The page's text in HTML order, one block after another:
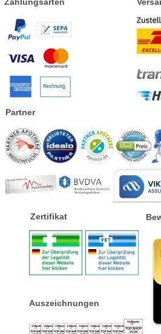
Zahlungsarten
Partner
Zertifikat
Auszeichnungen